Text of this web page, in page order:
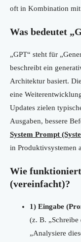
oft in Kombination mit
Was bedeutet
„GPT“ steht für
beschreibt ein
Architektur basiert.
eine
Updates zielen
Ausgaben, bessere
System Prompt
in Produktivsystemen
Wie
(vereinfacht)?
1) Eingabe
(z. B.
„Analysiere